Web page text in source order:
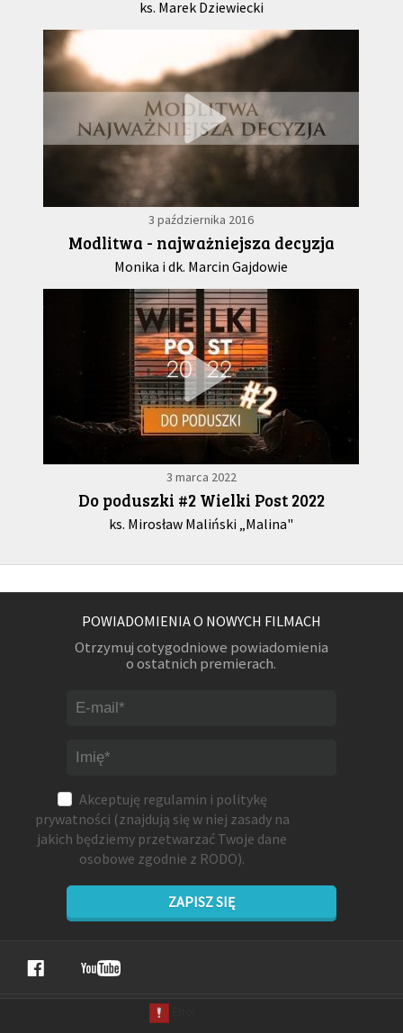
ks. Marek Dziewiecki
3 października 2016
Modlitwa - najważniejsza decyzja
Monika i dk. Marcin Gajdowie
3 marca 2022
Do poduszki #2 Wielki Post 2022
ks. Mirosław Maliński „Malina"
POWIADOMIENIA O NOWYCH FILMACH
Otrzymuj cotygodniowe powiadomienia
o ostatnich premierach.
Akceptuję regulamin i politykę
prywatności (znajdują się w niej zasady na
jakich będziemy przetwarzać Twoje dane
osobowe zgodnie z RODO).
ZAPISZ SIĘ